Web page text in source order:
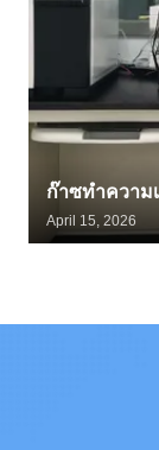
ก๊าซทำความ
April 15, 2026